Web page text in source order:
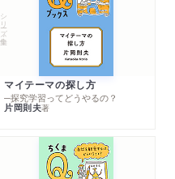
シリーズ・全集
マイテーマの探し方
─探究学習ってどうやるの？
片岡則夫著